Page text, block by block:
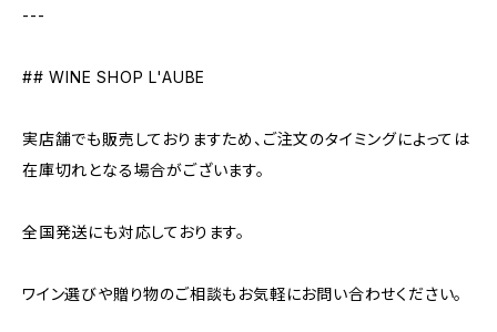
---
## WINE SHOP L'AUBE
実店舗でも販売しておりますため、ご注文のタイミングによっては
在庫切れとなる場合がございます。
全国発送にも対応しております。
ワイン選びや贈り物のご相談もお気軽にお問い合わせください。